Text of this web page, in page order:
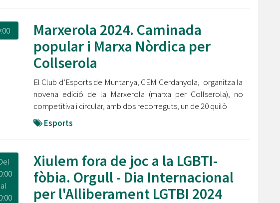
Marxerola 2024. Caminada
popular i Marxa Nòrdica per
Collserola
El Club d’Esports de Muntanya, CEM Cerdanyola, organitza la
novena edició de la Marxerola (marxa per Collserola), no
competitiva i circular, amb dos recorreguts, un de 20 quilò
Esports
al
Xiulem fora de joc a la LGBTI-
fòbia. Orgull - Dia Internacional
per l'Alliberament LGTBI 2024